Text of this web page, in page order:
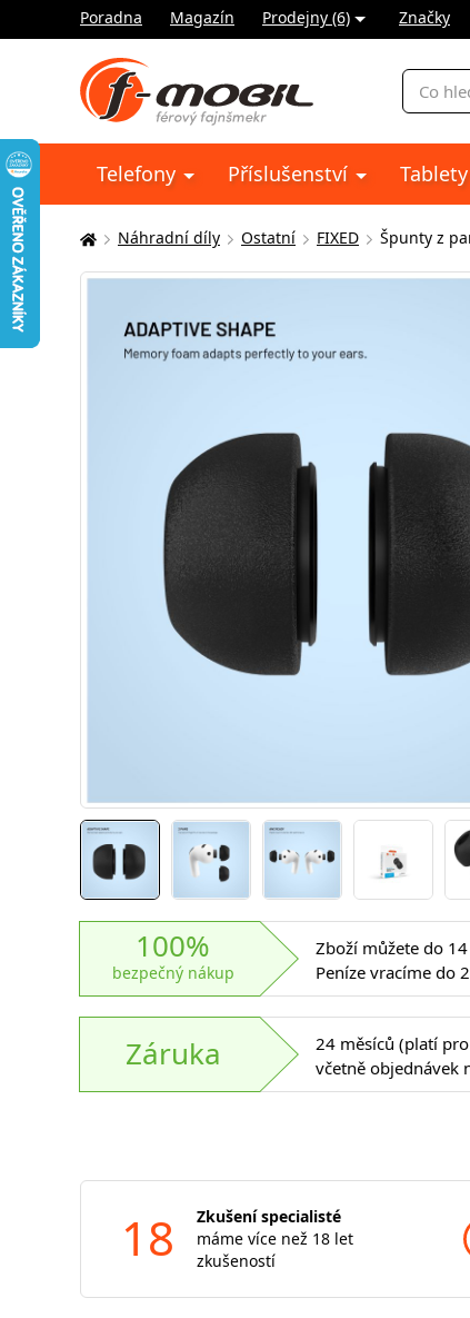
Poradna Magazín Prodejny (6) Značky
Telefony Příslušenství Tablety
Zde
se
Náhradní díly Ostatní FIXED Špunty z
100%
bezpečný nákup
Zboží můžete do
Peníze vracíme do
Záruka
24 měsíců (platí
včetně objednávek
18
Zkušení specialisté
máme více než 18 let
zkušeností